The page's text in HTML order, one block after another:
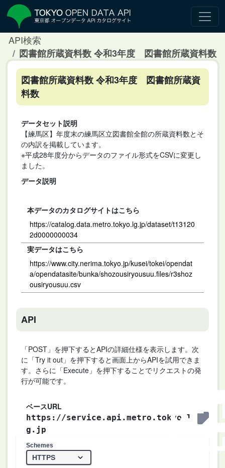
API検索
図書館所蔵資料数 令和3年度 図書館所蔵資料数
図書館所蔵資料数 令和3年度 図書館所蔵資
料数
データセット説明
【練馬区】年度末の練馬区立図書館全館の所蔵資料数とそ
の内訳を掲載しています。
※平成28年度分からデータのファイル形式をCSVに変更し
ました。
データ説明
本データのカタログサイトはこちら
https://catalog.data.metro.tokyo.lg.jp/dataset/t13120
2d0000000034
実データはこちら
https://www.city.nerima.tokyo.jp/kusei/tokei/opendat
a/opendatasite/bunka/shozousiryousuu.files/r3shoz
ousiryousuu.csv
API
「POST」を押下するとAPIの詳細仕様を表示します。次
に「Try it out」を押下すると画面上からAPIを試用できま
す。さらに「Execute」を押下することでリクエストの発
行が可能です。
ベースURL
https://service.api.metro.tokyo.l
g.jp
Schemes